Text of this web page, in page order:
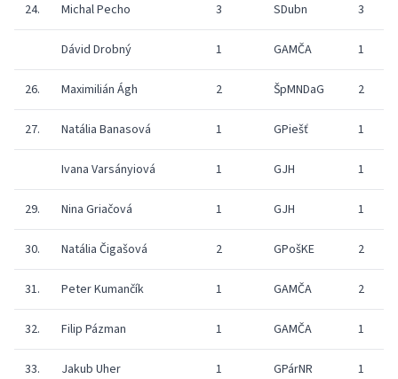
24. Michal Pecho 3 SDubn 3
Dávid Drobný 1 GAMČA 1
26. Maximilián Ágh 2 ŠpMNDaG 2
27. Natália Banasová 1 GPiešť 1
Ivana Varsányiová 1 GJH 1
29. Nina Griačová 1 GJH 1
30. Natália Čigašová 2 GPošKE 2
31. Peter Kumančík 1 GAMČA 2
32. Filip Pázman 1 GAMČA 1
33. Jakub Uher 1 GPárNR 1